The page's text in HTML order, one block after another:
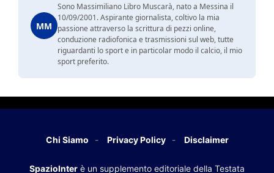
MM
Sono Massimiliano Libro Muscarà, nato a Messina il
10/09/2001. Aspirante giornalista, coltivo la mia
passione attraverso la scrittura di pezzi online,
conduzione radiofonica e trasmissioni sul web, tutte
riguardanti lo sport e in particolar modo il calcio, il mio
sport preferito.
Chi Siamo Privacy Policy Disclaimer
SpazioInter è un supplemento editoriale della Testata